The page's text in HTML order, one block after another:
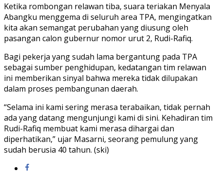
Ketika rombongan relawan tiba, suara teriakan Menyala
Abangku menggema di seluruh area TPA, mengingatkan
kita akan semangat perubahan yang diusung oleh
pasangan calon gubernur nomor urut 2, Rudi-Rafiq.
Bagi pekerja yang sudah lama bergantung pada TPA
sebagai sumber penghidupan, kedatangan tim relawan
ini memberikan sinyal bahwa mereka tidak dilupakan
dalam proses pembangunan daerah.
“Selama ini kami sering merasa terabaikan, tidak pernah
ada yang datang mengunjungi kami di sini. Kehadiran tim
Rudi-Rafiq membuat kami merasa dihargai dan
diperhatikan,” ujar Masarni, seorang pemulung yang
sudah berusia 40 tahun. (ski)